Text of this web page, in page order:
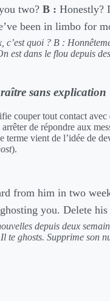
two? B : Honestly?
been in limbo for
c’est quoi ? B :
est dans le flou depuis
sans explication
couper tout contact avec
de répondre aux
terme vient de l’idée de
).
from him in two
you. Delete his
depuis deux
te ghosts. Supprime son